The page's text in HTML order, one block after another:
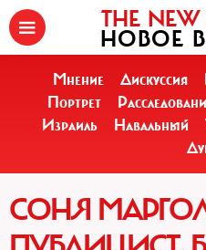
THE NEW
НОВОЕ
Мнение Дискуссия
Портрет
Израиль
Навальный
СОНЯ